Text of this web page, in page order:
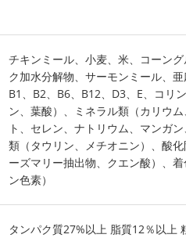
チキンミール、小麦、米、コーン
ク加水分解物、サーモンミール、
B1、B2、B6、B12、D3、E、コリ
ン、葉酸）、ミネラル類（カリウ
ト、セレン、ナトリウム、マンガ
類（タウリン、メチオニン）、酸
ーズマリー抽出物、クエン酸）、
ン色素）
タンパク質27%以上 脂質12％以上